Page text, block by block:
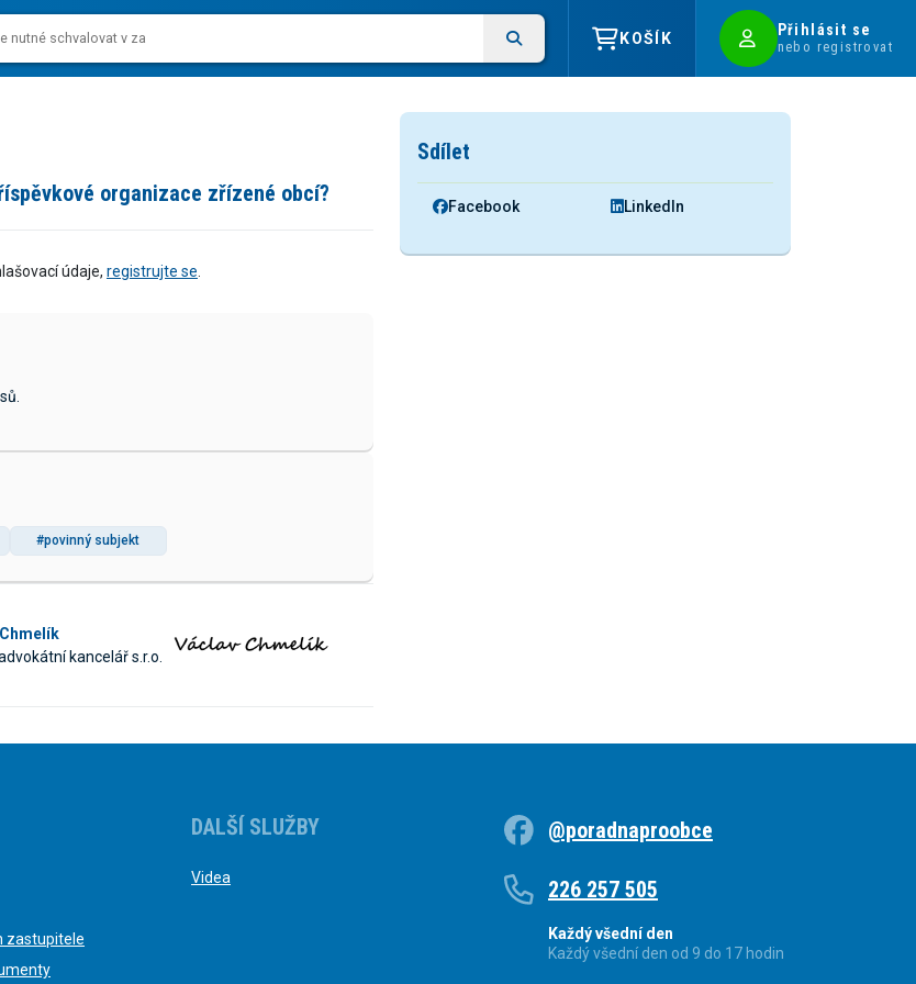
KOŠÍK Přihlásit se
nebo registrovat
organizace zřízené obcí?
údaje, registrujte se
#povinný subjekt
kancelář s.r.o.
Sdílet
Facebook LinkedIn
zastupitele
DALŠÍ SLUŽBY
Videa
@poradnaproobce
226 257 505
Každý všední den
Každý všední den od 9 do 17 hodin